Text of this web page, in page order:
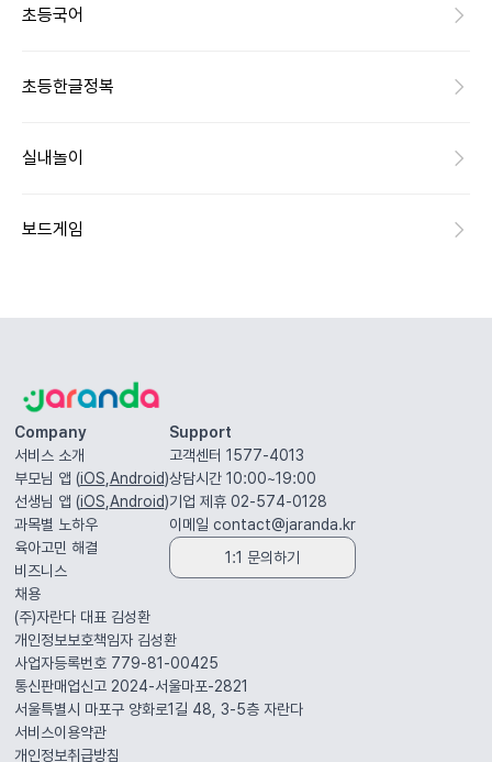
초등국어
초등한글정복
실내놀이
보드게임
Company
서비스 소개
부모님 앱 (iOS,Android)
선생님 앱 (iOS,Android)
과목별 노하우
육아고민 해결
비즈니스
채용
Support
고객센터 1577-4013
상담시간 10:00~19:00
기업 제휴 02-574-0128
이메일 contact@jaranda.kr
1:1 문의하기
(주)자란다 대표 김성환
개인정보보호책임자 김성환
사업자등록번호 779-81-00425
통신판매업신고 2024-서울마포-2821
서울특별시 마포구 양화로1길 48, 3-5층자란다
서비스이용약관
개인정보취급방침